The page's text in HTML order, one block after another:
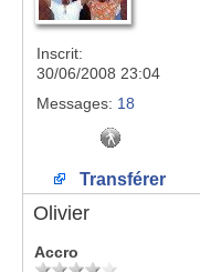
Inscrit:
30/06/2008 23:04
Messages: 18
Transférer
Olivier
Accro